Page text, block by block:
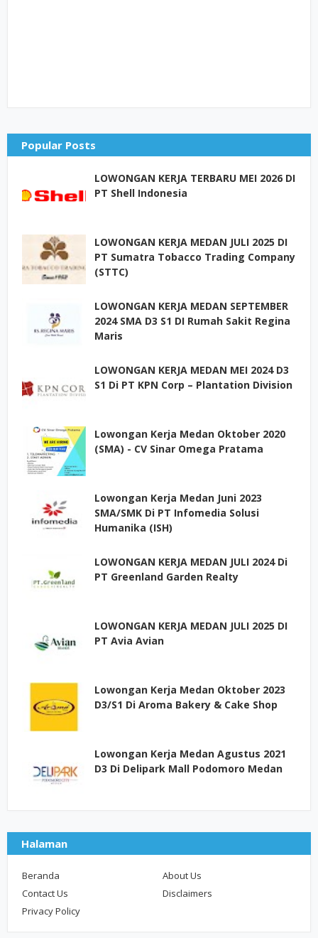
Popular Posts
LOWONGAN KERJA TERBARU MEI 2026 DI
PT Shell Indonesia
LOWONGAN KERJA MEDAN JULI 2025 DI
PT Sumatra Tobacco Trading Company
(STTC)
LOWONGAN KERJA MEDAN SEPTEMBER
2024 SMA D3 S1 DI Rumah Sakit Regina
Maris
LOWONGAN KERJA MEDAN MEI 2024 D3
S1 Di PT KPN Corp – Plantation Division
Lowongan Kerja Medan Oktober 2020
(SMA) - CV Sinar Omega Pratama
Lowongan Kerja Medan Juni 2023
SMA/SMK Di PT Infomedia Solusi
Humanika (ISH)
LOWONGAN KERJA MEDAN JULI 2024 Di
PT Greenland Garden Realty
LOWONGAN KERJA MEDAN JULI 2025 DI
PT Avia Avian
Lowongan Kerja Medan Oktober 2023
D3/S1 Di Aroma Bakery & Cake Shop
Lowongan Kerja Medan Agustus 2021
D3 Di Delipark Mall Podomoro Medan
Halaman
Beranda
About Us
Contact Us
Disclaimers
Privacy Policy